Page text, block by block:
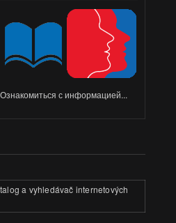
Ознакомиться с информацией...